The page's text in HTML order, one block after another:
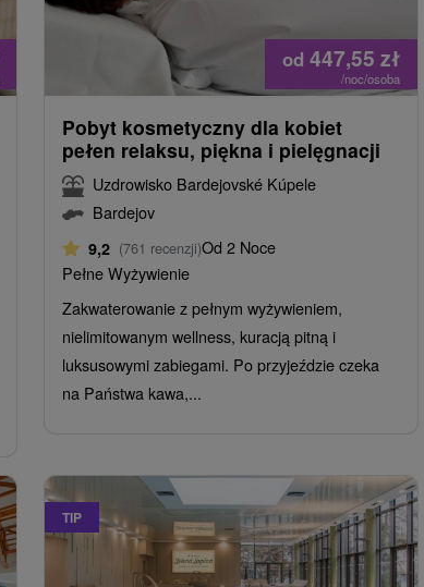
od 447,55 zł
/noc/osoba
Pobyt kosmetyczny dla kobiet
pełen relaksu, piękna i pielęgnacji
Uzdrowisko Bardejovské Kúpele
Bardejov
9,2 (761 recenzji)Od 2 Noce
Pełne Wyżywienie
Zakwaterowanie z pełnym wyżywieniem,
nielimitowanym wellness, kuracją pitną i
luksusowymi zabiegami. Po przyjeździe czeka
na Państwa kawa,...
TIP